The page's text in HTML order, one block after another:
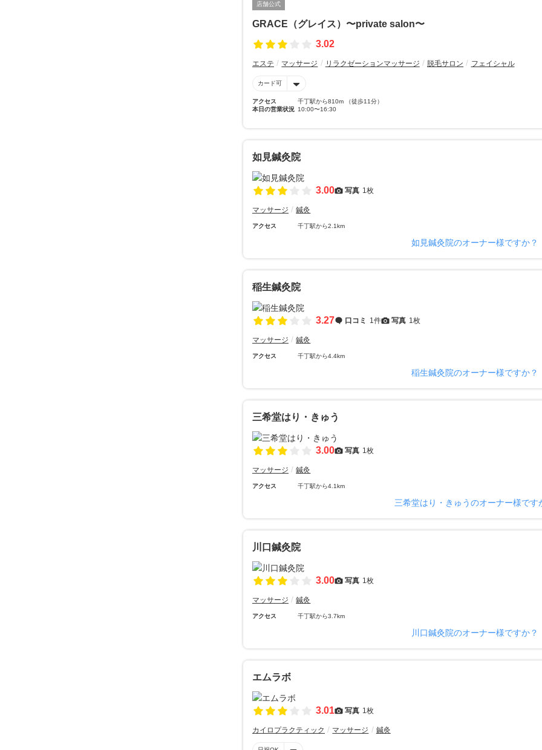
店舗公式
GRACE（グレイス）〜private salon〜
3.02
エステ マッサージ リラクゼーションマッサージ 脱毛サロン フェイシャル
カード可
アクセス
千丁駅から810m （徒歩11分）
本日の営業状況 10:00〜16:30
如見鍼灸院
3.00 写真 1枚
マッサージ 鍼灸
アクセス 千丁駅から2.1km
如見鍼灸院のオーナー様ですか？
稲生鍼灸院
3.27 口コミ 1件 写真 1枚
マッサージ 鍼灸
アクセス 千丁駅から4.4km
稲生鍼灸院のオーナー様ですか？
三希堂はり・きゅう
3.00 写真 1枚
マッサージ 鍼灸
アクセス 千丁駅から4.1km
三希堂はり・きゅうのオーナー様です
川口鍼灸院
3.00 写真 1枚
マッサージ 鍼灸
アクセス 千丁駅から3.7km
川口鍼灸院のオーナー様ですか？
エムラボ
3.01 写真 1枚
カイロプラクティック マッサージ 鍼灸